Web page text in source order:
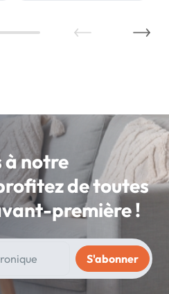
à notre
de toutes
première !